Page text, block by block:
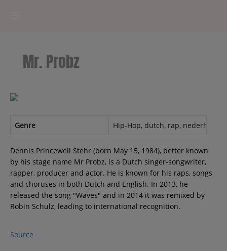
RADIOPLAYER
PODCASTS
CONCOURS
Contact
Mr. Probz
Genre Hip-Hop, dutch, rap, nederhop,
Dennis Princewell Stehr (born May 15, 1984), better known
by his stage name Mr Probz, is a Dutch singer-songwriter,
rapper, producer and actor. He is known for his raps, songs
and choruses in both Dutch and English. In 2013, he
released the song "Waves" and in 2014 it was remixed by
Robin Schulz, leading to international recognition.
Source